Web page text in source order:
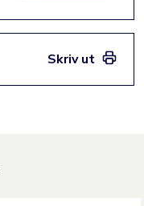
Skriv ut